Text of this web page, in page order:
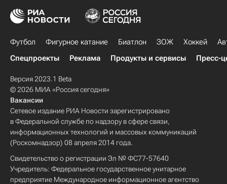
Футбол Фигурное катание Биатлон ЗОЖ Хоккей
Спецпроекты
Реклама Продукты и сервисы Пресс-
Версия 2023.1 Beta
© 2026 МИА «Россия сегодня»
Вакансии
Сетевое издание РИА Новости зарегистрировано
в Федеральной службе по надзору в сфере связи,
информационных технологий и массовых коммуникаций
(Роскомнадзор) 08 апреля 2014 года.
Свидетельство о регистрации Эл № ФС77-57640
Учредитель: Федеральное государственное унитарное
предприятие Международное информационное агентство